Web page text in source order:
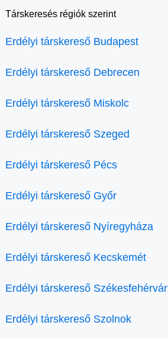
Társkeresés régiók szerint
Erdélyi társkereső Budapest
Erdélyi társkereső Debrecen
Erdélyi társkereső Miskolc
Erdélyi társkereső Szeged
Erdélyi társkereső Pécs
Erdélyi társkereső Győr
Erdélyi társkereső Nyíregyháza
Erdélyi társkereső Kecskemét
Erdélyi társkereső Székesfehérvár
Erdélyi társkereső Szolnok